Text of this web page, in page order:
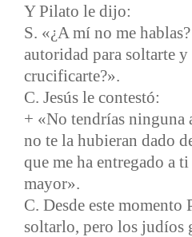
Y Pilato le dijo:
S. «¿A mí no me
autoridad para soltarte
crucificarte?».
C. Jesús le contestó:
+ «No tendrías ninguna
no te la hubieran dado
que me ha entregado a
mayor».
C. Desde este momento
soltarlo, pero los judíos